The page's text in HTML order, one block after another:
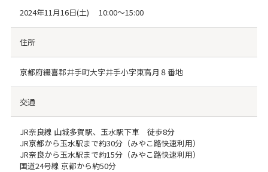
2024年11月16日(土) 10:00～15:00
住所
京都府綴喜郡井手町大字井手小字東高月８番地
交通
JR奈良線 山城多賀駅、玉水駅下車 徒歩8分
JR京都から玉水駅まで約30分（みやこ路快速利用）
JR奈良から玉水駅まで約15分（みやこ路快速利用）
国道24号線 京都から約50分